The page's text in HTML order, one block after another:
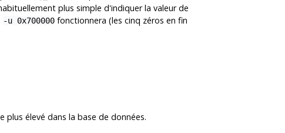
plus simple d'indiquer la valeur de
-u 0x700000 fonctionnera (les cinq zéros en fin
élevé dans la base de données.